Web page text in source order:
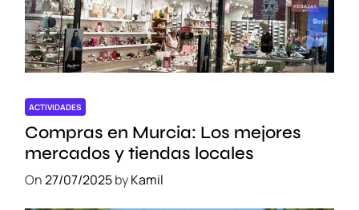
ACTIVIDADES
Compras en Murcia: Los mejores
mercados y tiendas locales
On27/07/2025byKamil